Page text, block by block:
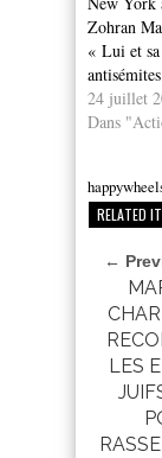
Zohran
« Lui et
24 juillet
Dans
RELATED
←
LES